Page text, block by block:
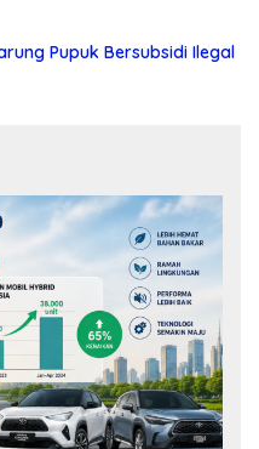
Pupuk Bersubsidi Ilegal